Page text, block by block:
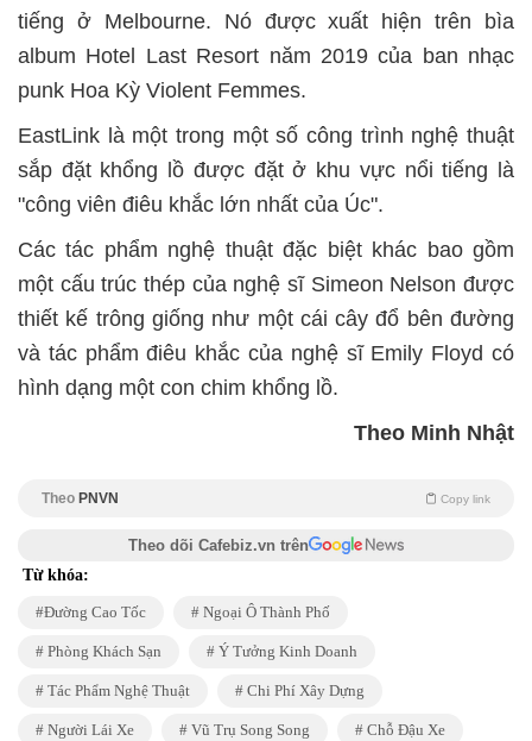
tiếng ở Melbourne. Nó được xuất hiện trên bìa
album Hotel Last Resort năm 2019 của ban nhạc
punk Hoa Kỳ Violent Femmes.
EastLink là một trong một số công trình nghệ thuật
sắp đặt khổng lồ được đặt ở khu vực nổi tiếng là
"công viên điêu khắc lớn nhất của Úc".
Các tác phẩm nghệ thuật đặc biệt khác bao gồm
một cấu trúc thép của nghệ sĩ Simeon Nelson được
thiết kế trông giống như một cái cây đổ bên đường
và tác phẩm điêu khắc của nghệ sĩ Emily Floyd có
hình dạng một con chim khổng lồ.
Theo Minh Nhật
Theo PNVN Copy link
Theo dõi Cafebiz.vn trên
Từ khóa:
Đường Cao Tốc Ngoại Ô Thành Phố
Phòng Khách Sạn Ý Tưởng Kinh Doanh
Tác Phẩm Nghệ Thuật Chi Phí Xây Dựng
Người Lái Xe Vũ Trụ Song Song Chỗ Đậu Xe